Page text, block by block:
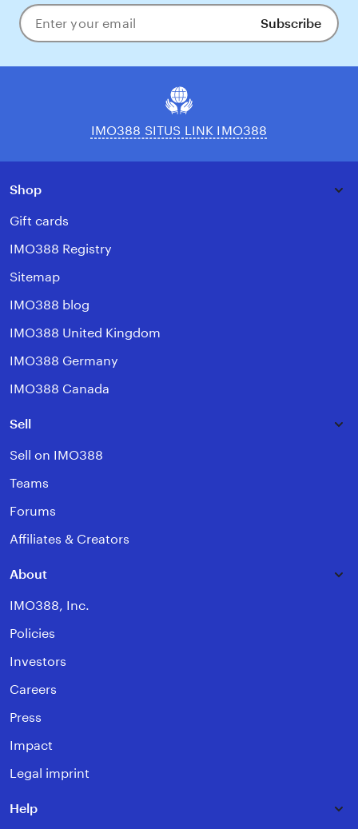
Enter
your
Subscribe
IMO388 SITUS LINK IMO388
Shop
Gift cards
IMO388 Registry
Sitemap
IMO388 blog
IMO388 United Kingdom
IMO388 Germany
IMO388 Canada
Sell
Sell on IMO388
Teams
Forums
Affiliates & Creators
About
IMO388, Inc.
Policies
Investors
Careers
Press
Impact
Legal imprint
Help